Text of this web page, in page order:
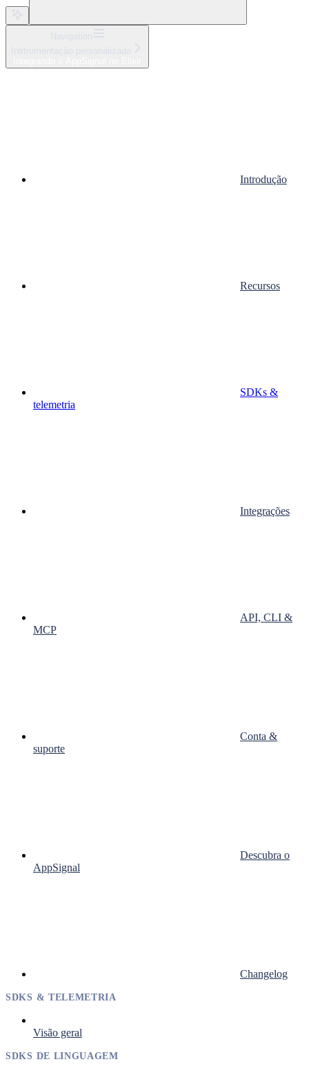
Introdução
Recursos
SDKs &
telemetria
Integrações
API, CLI &
MCP
Conta &
suporte
Descubra o
AppSignal
Changelog
SDKS & TELEMETRIA
Visão geral
SDKS DE LINGUAGEM